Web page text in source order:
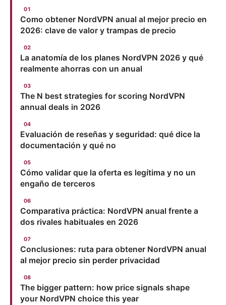
Como obtener NordVPN anual al mejor precio en
2026: clave de valor y trampas de precio
La anatomía de los planes NordVPN 2026 y qué
realmente ahorras con un anual
The N best strategies for scoring NordVPN
annual deals in 2026
Evaluación de reseñas y seguridad: qué dice la
documentación y qué no
Cómo validar que la oferta es legítima y no un
engaño de terceros
Comparativa práctica: NordVPN anual frente a
dos rivales habituales en 2026
Conclusiones: ruta para obtener NordVPN anual
al mejor precio sin perder privacidad
The bigger pattern: how price signals shape
your NordVPN choice this year